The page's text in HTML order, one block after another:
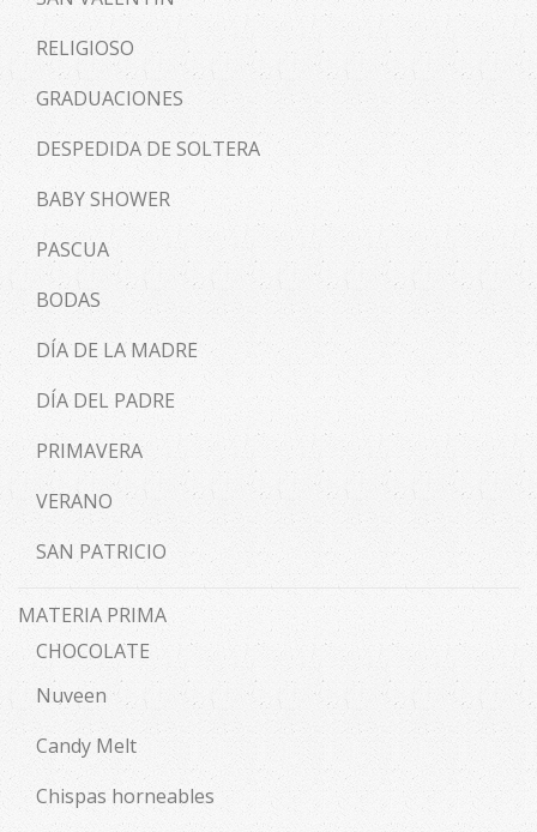
RELIGIOSO
GRADUACIONES
DESPEDIDA DE SOLTERA
BABY SHOWER
PASCUA
BODAS
DÍA DE LA MADRE
DÍA DEL PADRE
PRIMAVERA
VERANO
SAN PATRICIO
MATERIA PRIMA
CHOCOLATE
Nuveen
Candy Melt
Chispas horneables